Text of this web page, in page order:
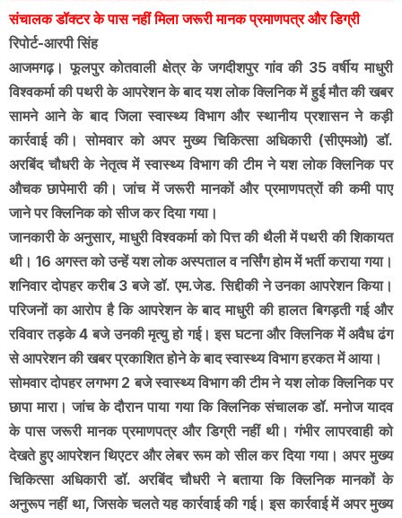
संचालक डॉक्टर के पास नहीं मिला जरूरी मानक प्रमाणपत्र और डिग्री
रिपोर्ट-आरपी सिंह
आजमगढ़। फूलपुर कोतवाली क्षेत्र के जगदीशपुर गांव की 35 वर्षीय माधुरी
विश्वकर्मा की पथरी के आपरेशन के बाद यश लोक क्लिनिक में हुई मौत की खबर
सामने आने के बाद जिला स्वास्थ्य विभाग और स्थानीय प्रशासन ने कड़ी
कार्रवाई की। सोमवार को अपर मुख्य चिकित्सा अधिकारी (सीएमओ) डॉ.
अरबिंद चौधरी के नेतृत्व में स्वास्थ्य विभाग की टीम ने यश लोक क्लिनिक पर
औचक छापेमारी की। जांच में जरूरी मानकों और प्रमाणपत्रों की कमी पाए
जाने पर क्लिनिक को सीज कर दिया गया।
जानकारी के अनुसार, माधुरी विश्वकर्मा को पित्त की थैली में पथरी की शिकायत
थी। 16 अगस्त को उन्हें यश लोक अस्पताल व नर्सिंग होम में भर्ती कराया गया।
शनिवार दोपहर करीब 3 बजे डॉ. एम.जेड. सिद्दीकी ने उनका आपरेशन किया।
परिजनों का आरोप है कि आपरेशन के बाद माधुरी की हालत बिगड़ती गई और
रविवार तड़के 4 बजे उनकी मृत्यु हो गई। इस घटना और क्लिनिक में अवैध ढंग
से आपरेशन की खबर प्रकाशित होने के बाद स्वास्थ्य विभाग हरकत में आया।
सोमवार दोपहर लगभग 2 बजे स्वास्थ्य विभाग की टीम ने यश लोक क्लिनिक पर
छापा मारा। जांच के दौरान पाया गया कि क्लिनिक संचालक डॉ. मनोज यादव
के पास जरूरी मानक प्रमाणपत्र और डिग्री नहीं थी। गंभीर लापरवाही को
देखते हुए आपरेशन थिएटर और लेबर रूम को सील कर दिया गया। अपर मुख्य
चिकित्सा अधिकारी डॉ. अरबिंद चौधरी ने बताया कि क्लिनिक मानकों के
अनुरूप नहीं था, जिसके चलते यह कार्रवाई की गई। इस कार्रवाई में अपर मुख्य